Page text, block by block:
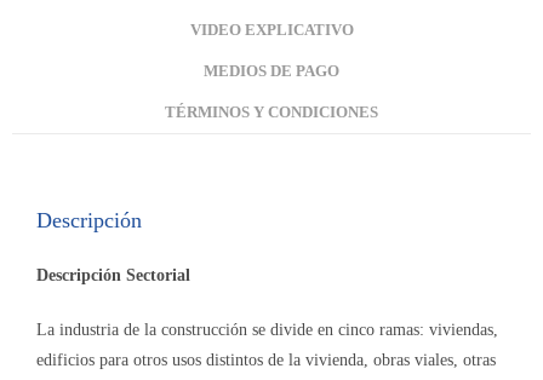
VIDEO EXPLICATIVO
MEDIOS DE PAGO
TÉRMINOS Y CONDICIONES
Descripción
Descripción Sectorial
La industria de la construcción se divide en cinco ramas: viviendas,
edificios para otros usos distintos de la vivienda, obras viales, otras